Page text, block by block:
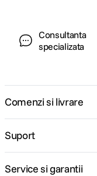
Consultanta
specializata
Comenzi si livrare
Suport
Service si garantii